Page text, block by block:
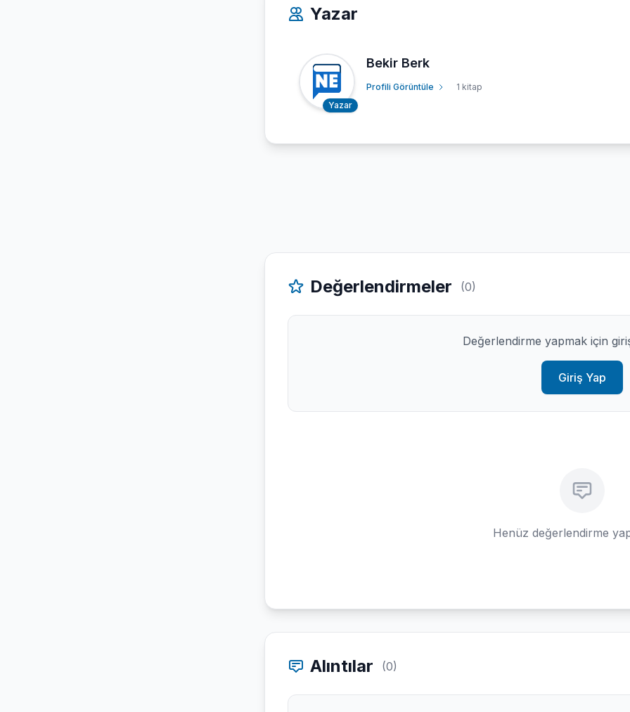
Yazar
Yazar
Bekir Berk
Profili Görüntüle 1 kitap
Değerlendirmeler (0)
Değerlendirme yapmak için giriş
Giriş Yap
Henüz değerlendirme
Alıntılar (0)